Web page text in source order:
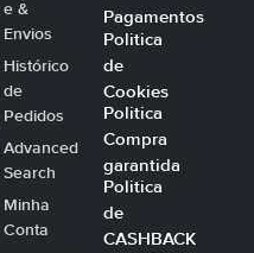
e &
Envios
Histórico
de
Pedidos
Advanced
Search
Minha
Conta
Pagamentos
Politica
de
Cookies
Politica
Compra
garantida
Politica
de
CASHBACK